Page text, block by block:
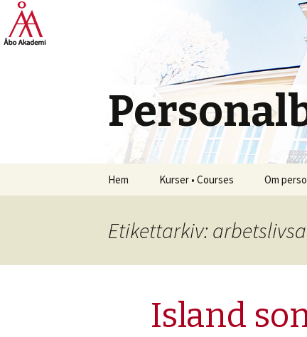
Hem Kurser • Courses Om
Etikettarkiv:
Island